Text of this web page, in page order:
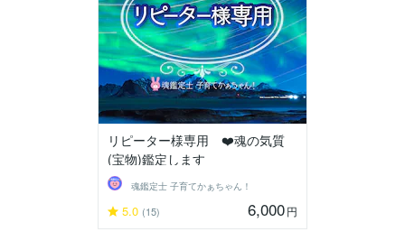
リピーター様専用 ❤️魂の気質
(宝物)鑑定します
魂鑑定士 子育てかぁちゃん！
5.0 (15) 6,000円